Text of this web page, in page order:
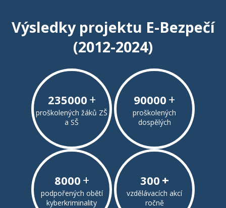
Výsledky projektu E-Bezpečí
(2012-2024)
235000 +
proškolených žáků ZŠ
a SŠ
90000 +
proškolených
dospělých
8000 +
podpořených obětí
kyberkriminality
300 +
vzdělávacích akcí
ročně